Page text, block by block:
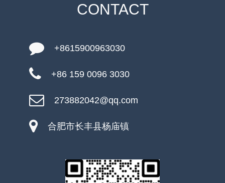
CONTACT
+8615900963030
+86 159 0096 3030
273882042@qq.com
合肥市长丰县杨庙镇